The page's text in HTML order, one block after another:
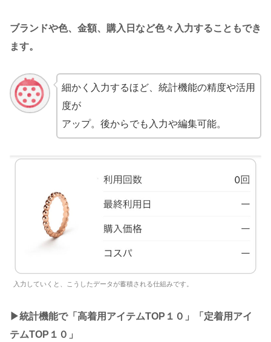
ブランドや色、金額、購入日など色々入力することもでき
ます。
細かく入力するほど、統計機能の精度や活用
度が
アップ。後からでも入力や編集可能。
入力していくと、こうしたデータが蓄積される仕組みです。
▶︎統計機能で「高着用アイテムTOP１０」「定着用アイ
テムTOP１０」